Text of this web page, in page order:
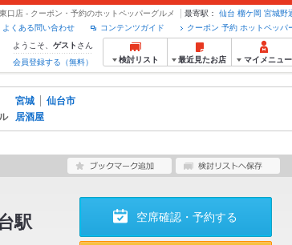
口店 - クーポン・予約のホットペッパーグルメ 最寄駅： 仙台 榴ケ岡 宮城野
クーポン 予約 ホットペッパ
コンテンツガイド
よくある問い合わせ
ようこそ、 ゲスト さん
会員登録する（無料）
検討リスト 最近見たお店 マイメニュー
宮城
仙台市
居酒屋
駅
空席確認・予約する